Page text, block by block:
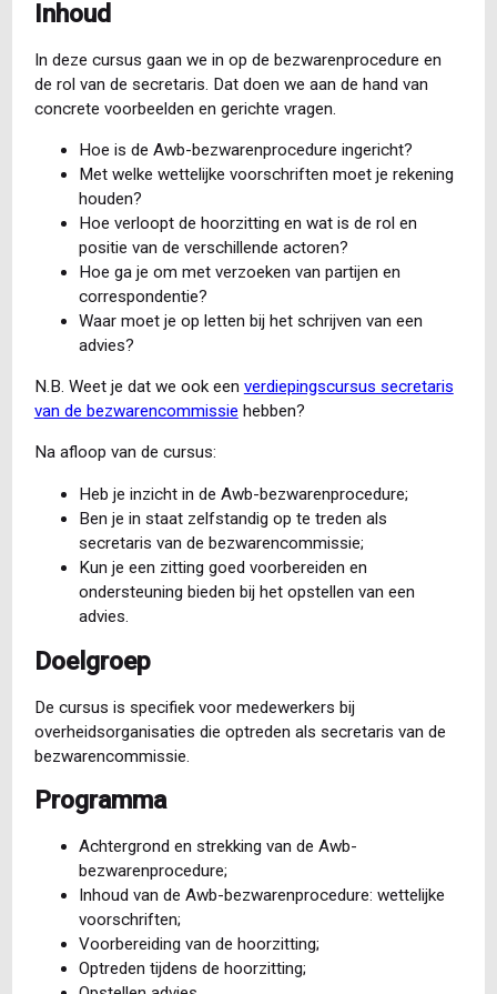
Inhoud
In deze cursus gaan we in op de bezwarenprocedure en
de rol van de secretaris. Dat doen we aan de hand van
concrete voorbeelden en gerichte vragen.
Hoe is de Awb-bezwarenprocedure ingericht?
Met welke wettelijke voorschriften moet je rekening
houden?
Hoe verloopt de hoorzitting en wat is de rol en
positie van de verschillende actoren?
Hoe ga je om met verzoeken van partijen en
correspondentie?
Waar moet je op letten bij het schrijven van een
advies?
N.B. Weet je dat we ook een verdiepingscursus secretaris
van de bezwarencommissie hebben?
Na afloop van de cursus:
Heb je inzicht in de Awb-bezwarenprocedure;
Ben je in staat zelfstandig op te treden als
secretaris van de bezwarencommissie;
Kun je een zitting goed voorbereiden en
ondersteuning bieden bij het opstellen van een
advies.
Doelgroep
De cursus is specifiek voor medewerkers bij
overheidsorganisaties die optreden als secretaris van de
bezwarencommissie.
Programma
Achtergrond en strekking van de Awb-
bezwarenprocedure;
Inhoud van de Awb-bezwarenprocedure: wettelijke
voorschriften;
Voorbereiding van de hoorzitting;
Optreden tijdens de hoorzitting;